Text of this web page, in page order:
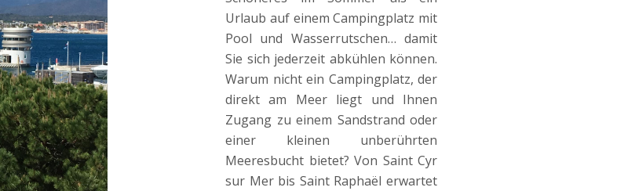
Urlaub auf einem Campingplatz mit
Pool und Wasserrutschen… damit
Sie sich jederzeit abkühlen können.
Warum nicht ein Campingplatz, der
direkt am Meer liegt und Ihnen
Zugang zu einem Sandstrand oder
einer kleinen unberührten
Meeresbucht bietet? Von Saint Cyr
sur Mer bis Saint Raphaël erwartet